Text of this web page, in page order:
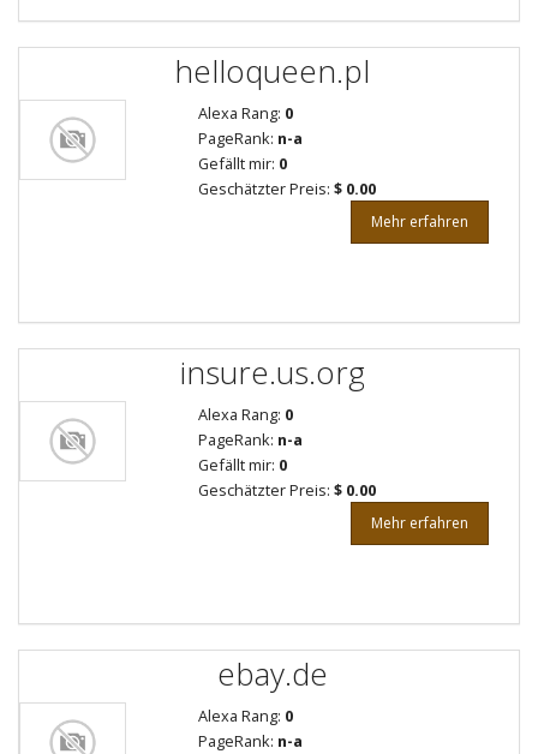
helloqueen.pl
Alexa Rang: 0
PageRank: n-a
Gefällt mir: 0
Geschätzter Preis: $ 0.00
Mehr erfahren
insure.us.org
Alexa Rang: 0
PageRank: n-a
Gefällt mir: 0
Geschätzter Preis: $ 0.00
Mehr erfahren
ebay.de
Alexa Rang: 0
PageRank: n-a